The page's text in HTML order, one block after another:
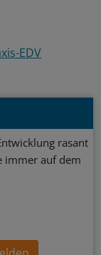
EDV
rasant
immer auf dem